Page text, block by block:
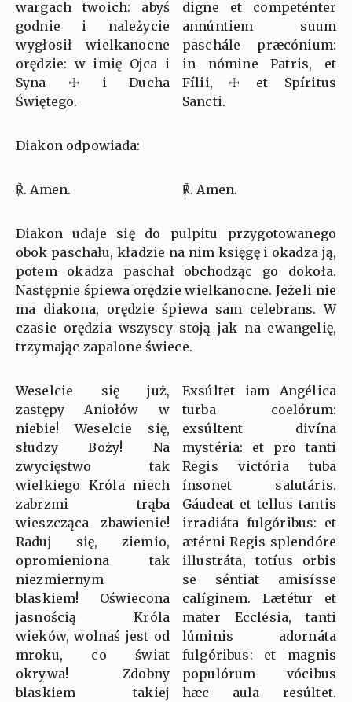
wargach twoich: abyś
godnie i należycie
wygłosił wielkanocne
orędzie: w imię Ojca i
Syna ☩ i Ducha
Świętego.
digne et competénter
annúntiem suum
paschále præcónium:
in nómine Patris, et
Fílii, ☩ et Spíritus
Sancti.
Diakon odpowiada:
℟. Amen. ℟. Amen.
Diakon udaje się do pulpitu przygotowanego
obok paschału, kładzie na nim księgę i okadza ją,
potem okadza paschał obchodząc go dokoła.
Następnie śpiewa orędzie wielkanocne. Jeżeli nie
ma diakona, orędzie śpiewa sam celebrans. W
czasie orędzia wszyscy stoją jak na ewangelię,
trzymając zapalone świece.
Weselcie się już,
zastępy Aniołów w
niebie! Weselcie się,
słudzy Boży! Na
zwycięstwo tak
wielkiego Króla niech
zabrzmi trąba
wieszcząca zbawienie!
Raduj się, ziemio,
opromieniona tak
niezmiernym
blaskiem! Oświecona
jasnością Króla
wieków, wolnaś jest od
mroku, co świat
okrywa! Zdobny
blaskiem takiej
Exsúltet iam Angélica
turba coelórum:
exsúltent divína
mystéria: et pro tanti
Regis victória tuba
ínsonet salutáris.
Gáudeat et tellus tantis
irradiáta fulgóribus: et
ætérni Regis splendóre
illustráta, totíus orbis
se séntiat amisísse
calíginem. Lætétur et
mater Ecclésia, tanti
lúminis adornáta
fulgóribus: et magnis
populórum vócibus
hæc aula resúltet.